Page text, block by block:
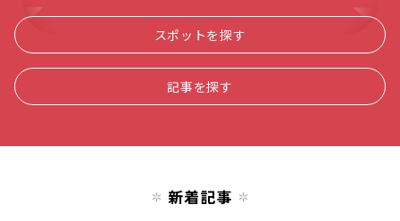
スポットを探す
記事を探す
新着記事